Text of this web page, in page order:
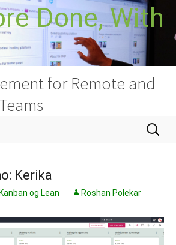
Done, With
for Remote and
Leita
að:
Kerika
Kanban og Lean Roshan Polekar